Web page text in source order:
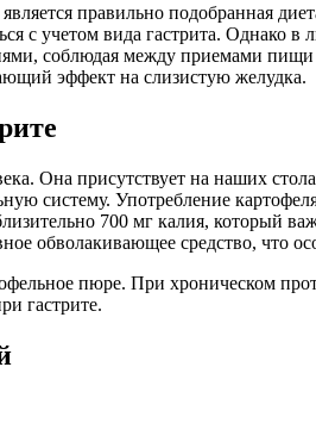
правильно подобранная
с учетом вида гастрита. Однако в
соблюдая между приемами пищи
эффект на слизистую желудка.
Она присутствует на наших
систему. Употребление
700 мг калия, который
обволакивающее средство, что
пюре. При хроническом
гастрите.